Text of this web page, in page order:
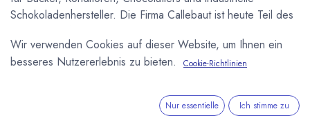
Schokoladenhersteller. Die Firma Callebaut ist heute Teil des
Barry Callebaut. Kuvertüre von Callebaut auch in kleinen
Mengen in unserem Onlineshop. Großhandel für
uns auf. Geschichte Die Geschichte von Callebaut geht
zurück bis ins Jahr 1850, als die Familie Callebaut in Belgien
Wir verwenden Cookies auf dieser Website, um Ihnen ein
besseres Nutzererlebnis zu bieten.
Cookie-Richtlinien
Nur essentielle Ich stimme zu